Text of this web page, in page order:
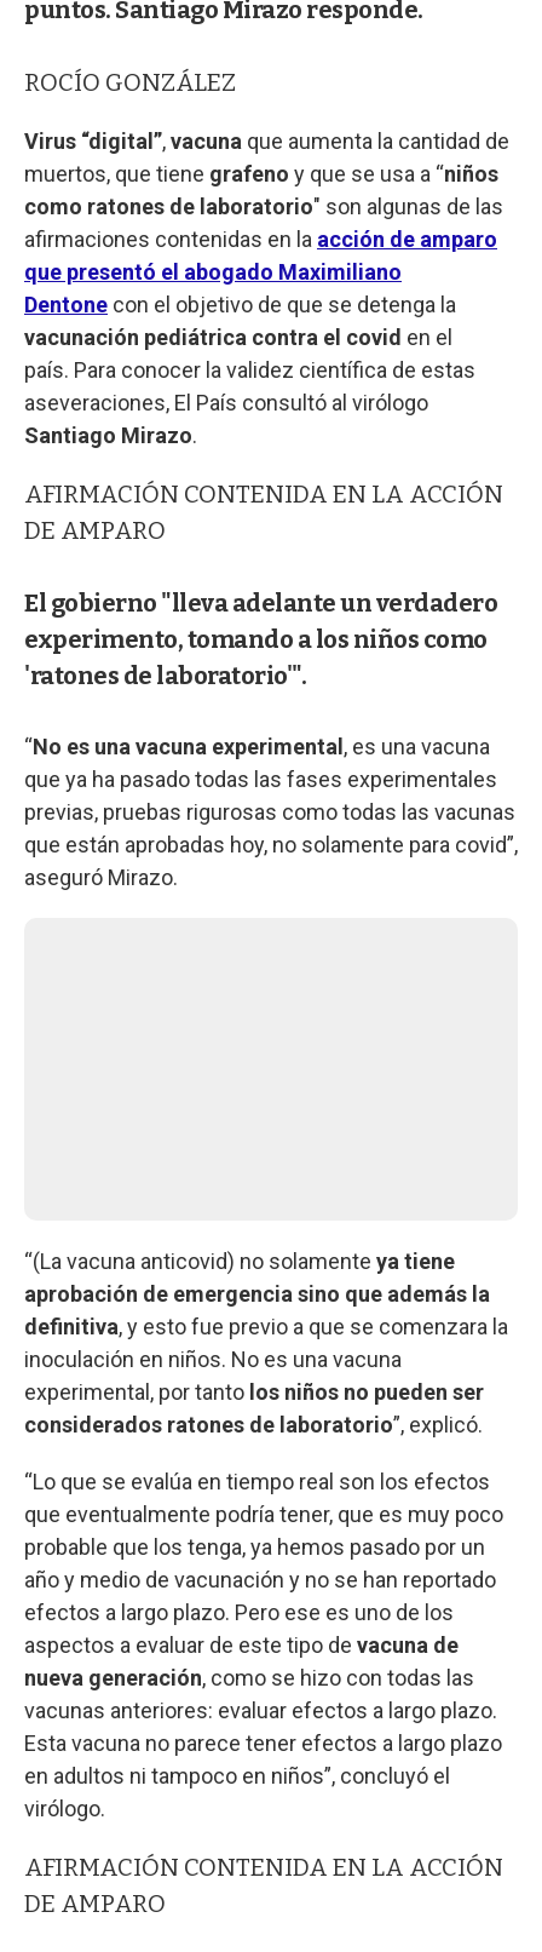
puntos. Santiago Mirazo responde.
ROCÍO GONZÁLEZ
Virus “digital”,vacuna que aumenta la cantidad de
muertos, que tiene grafeno y que se usa a “niños
como ratones de laboratorio" son algunas de las
afirmaciones contenidas en la acción de amparo
que presentó el abogado Maximiliano
Dentone con el objetivo de que se detenga la
vacunación pediátrica contra el covid en el
país. Para conocer la validez científica de estas
aseveraciones, El País consultó al virólogo
Santiago Mirazo.
AFIRMACIÓN CONTENIDA EN LA ACCIÓN
DE AMPARO
El gobierno "lleva adelante un verdadero
experimento, tomando a los niños como
'ratones de laboratorio'".
“No es una vacuna experimental , es una vacuna
que ya ha pasado todas las fases experimentales
previas, pruebas rigurosas como todas las vacunas
que están aprobadas hoy, no solamente para covid”,
aseguró Mirazo.
“(La vacuna anticovid) no solamente ya tiene
aprobación de emergencia sino que además la
definitiva, y esto fue previo a que se comenzara la
inoculación en niños. No es una vacuna
experimental, por tanto los niños no pueden ser
considerados ratones de laboratorio”, explicó.
“Lo que se evalúa en tiempo real son los efectos
que eventualmente podría tener, que es muy poco
probable que los tenga, ya hemos pasado por un
año y medio de vacunación y no se han reportado
efectos a largo plazo. Pero ese es uno de los
aspectos a evaluar de este tipo de vacuna de
nueva generación, como se hizo con todas las
vacunas anteriores: evaluar efectos a largo plazo.
Esta vacuna no parece tener efectos a largo plazo
en adultos ni tampoco en niños”, concluyó el
virólogo.
AFIRMACIÓN CONTENIDA EN LA ACCIÓN
DE AMPARO